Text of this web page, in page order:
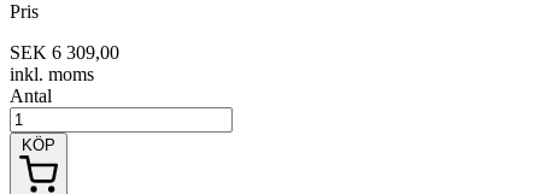
Pris
SEK 6 309,00
inkl. moms
Antal
KÖP